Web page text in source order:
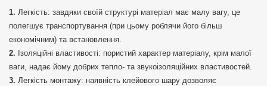
Легкість: завдяки своїй структурі матеріал має малу вагу, це
полегшує транспортування (при цьому роблячи його більш
економічним) та встановлення.
Ізоляційні властивості: пористий характер матеріалу, крім малої
ваги, надає йому добрих тепло- та звукоізоляційних властивостей.
Легкість монтажу: наявність клейового шару дозволяє